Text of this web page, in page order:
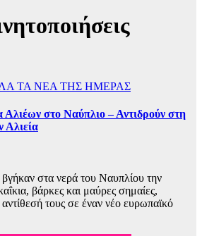
ΤΑ ΝΕΑ ΤΗΣ ΗΜΕΡΑΣ
Αλιέων στο Ναύπλιο – Αντιδρούν στη
Αλιεία
βγήκαν στα νερά του Ναυπλίου την
βάρκες και μαύρες σημαίες,
τους σε έναν νέο ευρωπαϊκό